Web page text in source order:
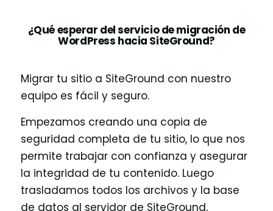
¿Qué esperar del servicio de migración de
WordPress hacia SiteGround?
Migrar tu sitio a SiteGround con nuestro
equipo es fácil y seguro.
Empezamos creando una copia de
seguridad completa de tu sitio, lo que nos
permite trabajar con confianza y asegurar
la integridad de tu contenido. Luego
trasladamos todos los archivos y la base
de datos al servidor de SiteGround,